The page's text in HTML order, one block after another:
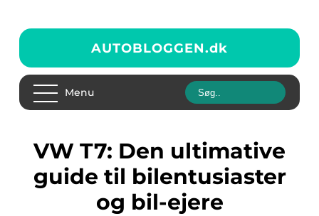
AUTOBLOGGEN.dk
Menu
VW T7: Den ultimative
guide til bilentusiaster
og bil-ejere